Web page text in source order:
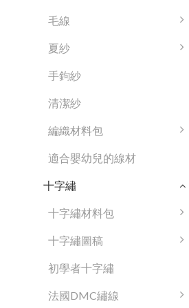
毛線
夏紗
手鉤紗
清潔紗
編織材料包
適合嬰幼兒的線材
十字繡
十字繡材料包
十字繡圖稿
初學者十字繡
法國DMC繡線